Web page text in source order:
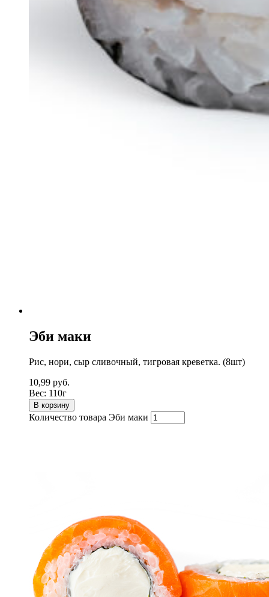
Эби маки
Рис, нори, сыр сливочный, тигровая креветка. (8шт)
10,99 руб.
Вес: 110г
В корзину
Количество товара Эби маки